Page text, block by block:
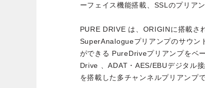
ーフェイス機能搭載、SSLのプリアン
PURE DRIVE は、ORIGINに搭載さ
SuperAnalogueプリアンプのサウン
ができる PureDriveプリアンプをベ
Drive 、ADAT・AES/EBUデジタル
を搭載した多チャンネルプリアンプで